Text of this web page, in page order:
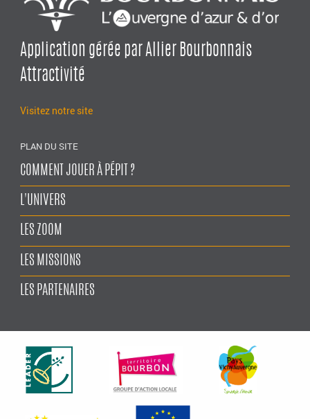
Application gérée par Allier Bourbonnais
Attractivité
Visitez notre site
PLAN DU SITE
COMMENT JOUER À PÉPIT ?
L'UNIVERS
LES ZOOM
LES MISSIONS
LES PARTENAIRES